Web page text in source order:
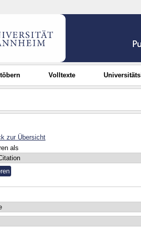
Volltexte
zur Übersicht
als